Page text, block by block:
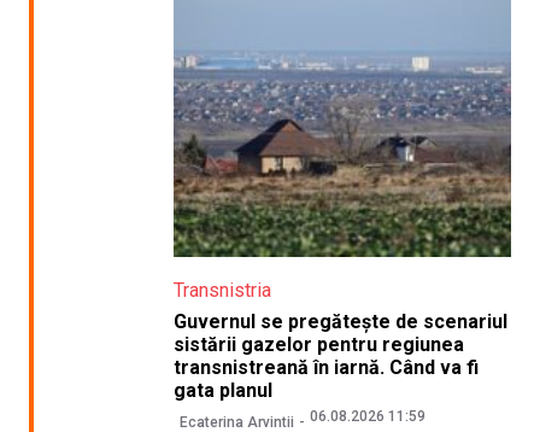
Transnistria
Guvernul se pregătește de scenariul
sistării gazelor pentru regiunea
transnistreană în iarnă. Când va fi
gata planul
Ecaterina Arvintii 06.08.2026 11:59